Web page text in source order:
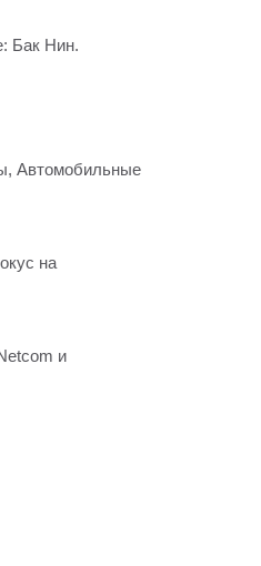
Бак Нин.
Автомобильные
на
и